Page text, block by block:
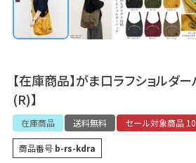
【在庫商品】がま口ラフショルダー
(R)】
在庫商品 送料無料 セール対象商品
商品番号 b-rs-kdra